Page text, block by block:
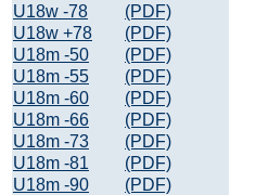
U18w -78
(PDF)
U18w +78
(PDF)
U18m -50
(PDF)
U18m -55
(PDF)
U18m -60
(PDF)
U18m -66
(PDF)
U18m -73
(PDF)
U18m -81
(PDF)
U18m -90
(PDF)